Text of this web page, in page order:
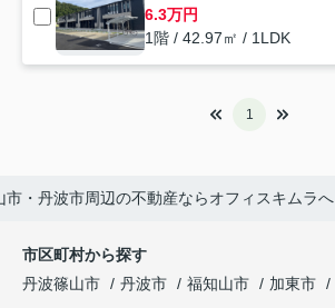
6.3万円
1階 / 42.97㎡ / 1LDK
1
市・丹波市周辺の不動産ならオフィスキムラへ
市区町村から探す
丹波篠山市
丹波市 福知山市 加東市